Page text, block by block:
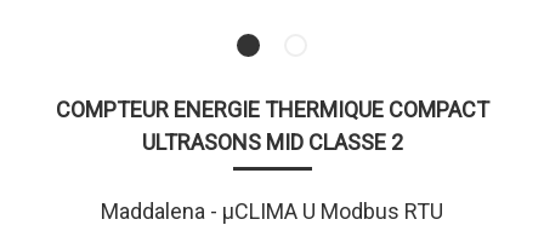
COMPTEUR ENERGIE THERMIQUE COMPACT
ULTRASONS MID CLASSE 2
Maddalena - µCLIMA U Modbus RTU